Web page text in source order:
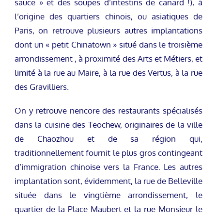
l’origine des quartiers chinois, ou asiatiques de
Paris, on retrouve plusieurs autres implantations
dont un « petit Chinatown » situé dans le troisième
arrondissement , à proximité des Arts et Métiers, et
limité à la rue au Maire, à la rue des Vertus, à la rue
des Gravilliers.
On y retrouve nencore des restaurants spécialisés
dans la cuisine des Teochew, originaires de la ville
de Chaozhou et de sa région qui,
traditionnellement fournit le plus gros contingeant
d’immigration chinoise vers la France. Les autres
implantation sont, évidemment, la rue de Belleville
située dans le vingtième arrondissement, le
quartier de la Place Maubert et la rue Monsieur le